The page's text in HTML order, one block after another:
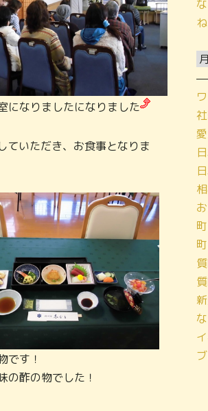
になりましたになりました
ていただき、お食事となりま
です！
の酢の物でした！
ね
ア
ー
カ
イ
ブ